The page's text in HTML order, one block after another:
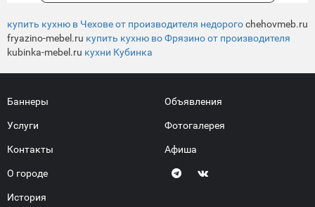
купить кухню в Чехове от производителя недорогоchehovmeb.ru
fryazino-mebel.ru купить кухню во Фрязино от производителя
kubinka-mebel.ru кухни Кубинка
Баннеры
Услуги
Контакты
О городе
История
Объявления
Фотогалерея
Афиша